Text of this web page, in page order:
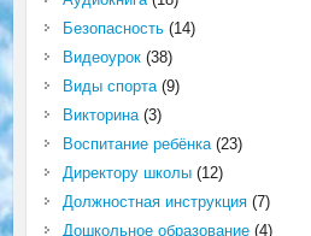
Безопасность(14)
Видеоурок(38)
Виды спорта(9)
Викторина(3)
Воспитание ребёнка(23)
Директору школы(12)
Должностная инструкция(7)
Дошкольное образование(4)